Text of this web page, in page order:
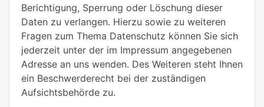
Berichtigung, Sperrung oder Löschung dieser
Daten zu verlangen. Hierzu sowie zu weiteren
Fragen zum Thema Datenschutz können Sie sich
jederzeit unter der im Impressum angegebenen
Adresse an uns wenden. Des Weiteren steht Ihnen
ein Beschwerderecht bei der zuständigen
Aufsichtsbehörde zu.